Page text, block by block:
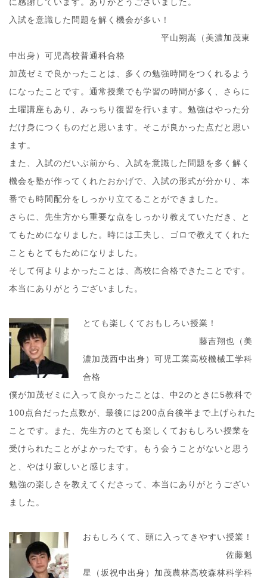
入試を意識した問題を解く機会が多い！
平山朔嵩（美濃加茂東
中出身）可児高校普通科合格
加茂ゼミで良かったことは、多くの勉強時間をつくれるよう
になったことです。通常授業でも学習の時間が多く、さらに
土曜講座もあり、みっちり復習を行います。勉強はやった分
だけ身につくものだと思います。そこが良かった点だと思い
ます。
また、入試のだいぶ前から、入試を意識した問題を多く解く
機会を塾が作ってくれたおかげで、入試の形式が分かり、本
番でも時間配分をしっかり立てることができました。
さらに、先生方から重要な点をしっかり教えていただき、と
てもためになりました。時には工夫し、ゴロで教えてくれた
こともとてもためになりました。
そして何よりよかったことは、高校に合格できたことです。
本当にありがとうございました。
とても楽しくておもしろい授業！
藤吉翔也（美
濃加茂西中出身）可児工業高校機械工学科
合格
僕が加茂ゼミに入って良かったことは、中2のときに5教科で
100点台だった点数が、最後には200点台後半まで上げられた
ことです。また、先生方のとても楽しくておもしろい授業を
受けられたことがよかったです。もう会うことがないと思う
と、やはり寂しいと感じます。
勉強の楽しさを教えてくださって、本当にありがとうござい
ました。
おもしろくて、頭に入ってきやすい授業！
佐藤魁
星（坂祝中出身）加茂農林高校森林科学科